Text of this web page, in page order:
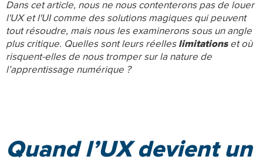
Dans cet article, nous ne nous contenterons pas de louer
l'UX et l'UI comme des solutions magiques qui peuvent
tout résoudre, mais nous les examinerons sous un angle
plus critique. Quelles sont leurs réelles limitationset où
risquent-elles de nous tromper sur la nature de
l’apprentissage numérique ?
Quand l’UX devient un